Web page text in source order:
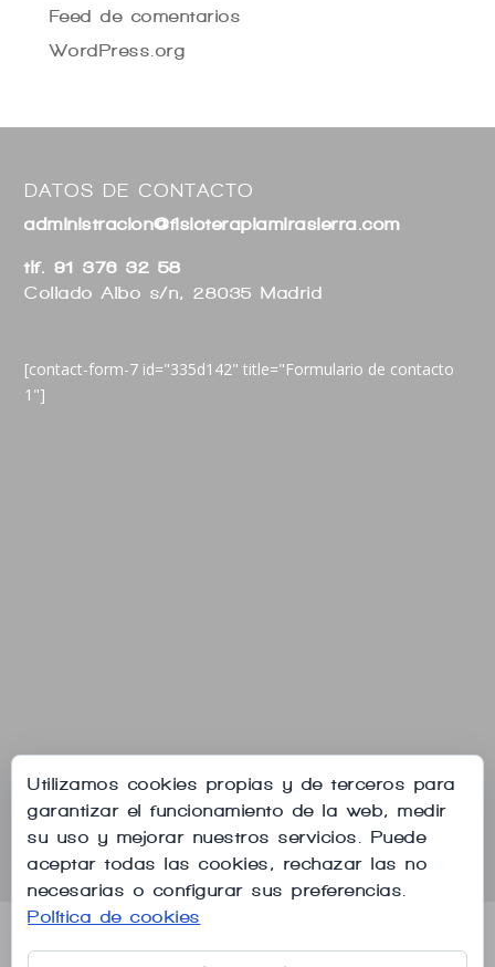
Feed de comentarios
WordPress.org
DATOS DE CONTACTO
administracion@fisioterapiamirasierra.com
tlf. 91 376 32 58
Collado Albo s/n, 28035 Madrid
[contact-form-7 id="335d142" title="Formulario de contacto
1"]
Aviso legal
Política de privacidad
Política de cookies
Utilizamos cookies propias y de terceros para
garantizar el funcionamiento de la web, medir
su uso y mejorar nuestros servicios. Puede
aceptar todas las cookies, rechazar las no
necesarias o configurar sus preferencias.
Política de cookies